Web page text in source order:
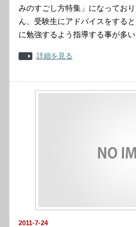
みのすごし方特集」になってお
ん、受験生にアドバイスをする
に勉強するよう指導する事が多
詳細を見る
2011-7-24